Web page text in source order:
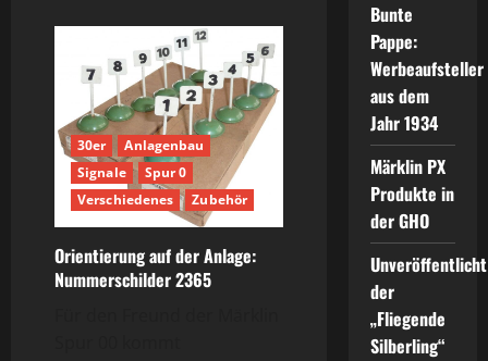
30er
Anlagenbau
Signale
Spur 0
Verschiedenes
Zubehör
Orientierung auf der Anlage:
Nummerschilder 2365
Bunte
Pappe:
Werbeaufsteller
aus dem
Jahr 1934
Märklin PX
Produkte in
der GHO
der
„Fliegende
Silberling“